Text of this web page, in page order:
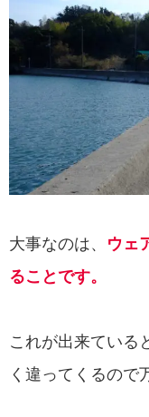
大事なのは、 ウェ
ることです。
これが出来ている
く違ってくるので